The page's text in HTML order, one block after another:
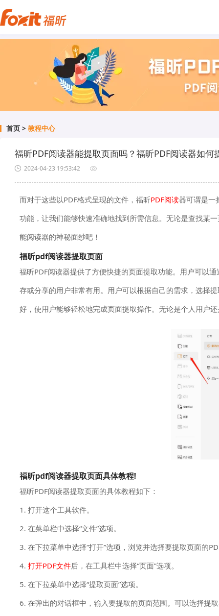
首页 > 教程中心
福昕PDF阅读器能提取页面吗？福昕PDF阅读器如何
2024-04-23 19:53:42
而对于这些以PDF格式呈现的文件，福昕PDF阅读器可谓是一
功能，让我们能够快速准确地找到所需信息。无论是查找某
能阅读器的神秘面纱吧！
福昕pdf阅读器提取页面
福昕PDF阅读器提供了方便快捷的页面提取功能。用户可以
存或分享的用户非常有用。用户可以根据自己的需求，选择
好，使用户能够轻松地完成页面提取操作。无论是个人用户
福昕pdf阅读器提取页面具体教程!
福昕PDF阅读器提取页面的具体教程如下：
1. 打开这个工具软件。
2. 在菜单栏中选择“文件”选项。
3. 在下拉菜单中选择“打开”选项，浏览并选择要提取页面的
4. 打开PDF文件后，在工具栏中选择“页面”选项。
5. 在下拉菜单中选择“提取页面”选项。
6. 在弹出的对话框中，输入要提取的页面范围。可以选择提